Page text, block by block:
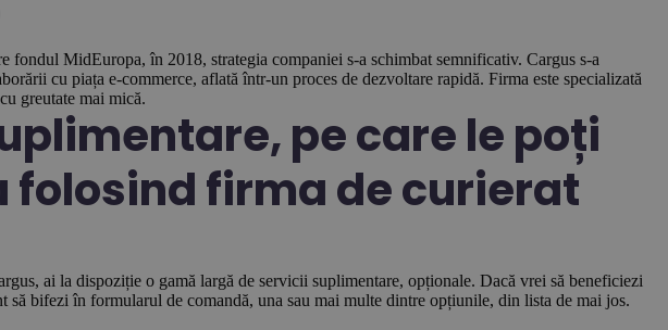
fondul MidEuropa, în 2018, strategia companiei s-a schimbat semnificativ. Cargus s-a
cu piața e-commerce, aflată într-un proces de dezvoltare rapidă. Firma este specializată
greutate mai mică.
pe care le poți
folosind firma de curierat
ai la dispoziție o gamă largă de servicii suplimentare, opționale. Dacă vrei să beneficiezi
să bifezi în formularul de comandă, una sau mai multe dintre opțiunile, din lista de mai jos.